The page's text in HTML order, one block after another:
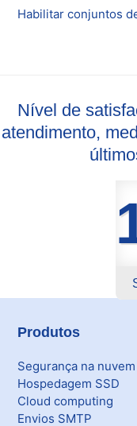
Habilitar conjuntos
Nível de
atendimento,
Produtos
Segurança na nuvem
Hospedagem SSD
Cloud computing
Envios SMTP